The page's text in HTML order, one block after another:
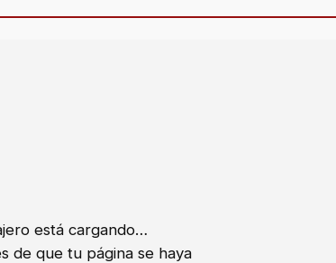
está cargando…
de que tu página se haya